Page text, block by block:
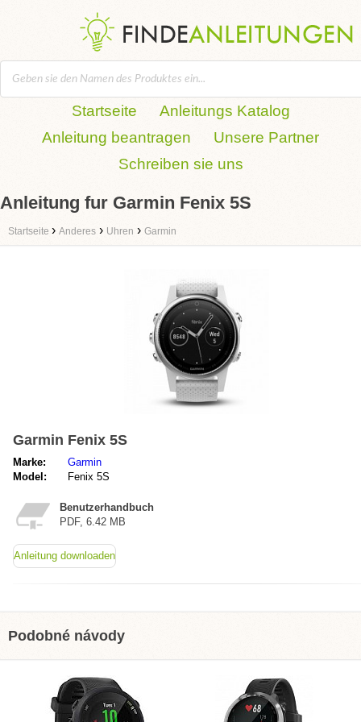
Startseite
Anleitungs Katalog
Anleitung beantragen
Unsere Partner
Schreiben sie uns
Anleitung fur Garmin Fenix 5S
Startseite › Anderes › Uhren › Garmin
Garmin Fenix 5S
Marke:
Garmin
Model:
Fenix 5S
Benutzerhandbuch
PDF, 6.42 MB
Anleitung downloaden
Podobné návody